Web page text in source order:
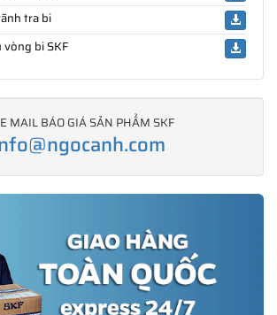
tra bi
bi SKF
E MAIL BÁO GIÁ SẢN PHẨM SKF